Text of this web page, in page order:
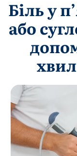
Біль у
або